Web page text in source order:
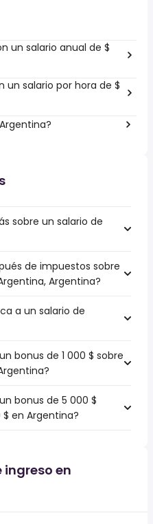
un salario anual de $
un salario por hora de $
sobre un salario de
de impuestos sobre
Argentina?
a un salario de
bonus de 1 000 $ sobre
bonus de 5 000 $
$ en Argentina?
ingreso en